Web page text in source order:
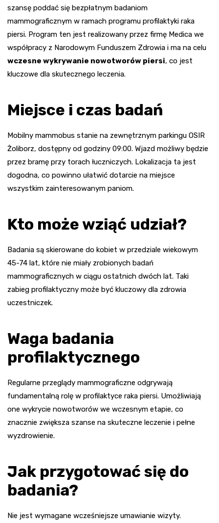
szansę poddać się bezpłatnym badaniom
mammograficznym w ramach programu profilaktyki raka
piersi. Program ten jest realizowany przez firmę Medica we
współpracy z Narodowym Funduszem Zdrowia i ma na celu
wczesne wykrywanie nowotworów piersi, co jest
kluczowe dla skutecznego leczenia.
Miejsce i czas badań
Mobilny mammobus stanie na zewnętrznym parkingu OSIR
Żoliborz, dostępny od godziny 09:00. Wjazd możliwy będzie
przez bramę przy torach łuczniczych. Lokalizacja ta jest
dogodna, co powinno ułatwić dotarcie na miejsce
wszystkim zainteresowanym paniom.
Kto może wziąć udział?
Badania są skierowane do kobiet w przedziale wiekowym
45-74 lat, które nie miały zrobionych badań
mammograficznych w ciągu ostatnich dwóch lat. Taki
zabieg profilaktyczny może być kluczowy dla zdrowia
uczestniczek.
Waga badania
profilaktycznego
Regularne przeglądy mammograficzne odgrywają
fundamentalną rolę w profilaktyce raka piersi. Umożliwiają
one wykrycie nowotworów we wczesnym etapie, co
znacznie zwiększa szanse na skuteczne leczenie i pełne
wyzdrowienie.
Jak przygotować się do
badania?
Nie jest wymagane wcześniejsze umawianie wizyty.